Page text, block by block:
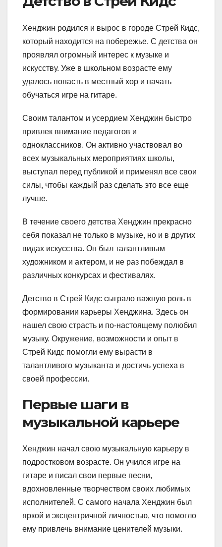
Хенджин родился и вырос в городе Стрей Кидс,
который находится на побережье. С детства он
проявлял огромный интерес к музыке и
искусству. Уже в школьном возрасте ему
удалось попасть в местный хор и начать
обучаться игре на гитаре.
Своим талантом и усердием Хенджин быстро
привлек внимание педагогов и
одноклассников. Он активно участвовал во
всех музыкальных мероприятиях школы,
выступал перед публикой и применял все свои
силы, чтобы каждый раз сделать это все еще
лучше.
В течение своего детства Хенджин прекрасно
себя показал не только в музыке, но и в других
видах искусства. Он был талантливым
художником и актером, и не раз побеждал в
различных конкурсах и фестивалях.
Детство в Стрей Кидс сыграло важную роль в
формировании карьеры Хенджина. Здесь он
нашел свою страсть и по-настоящему полюбил
музыку. Окружение, возможности и опыт в
Стрей Кидс помогли ему вырасти в
талантливого музыканта и достичь успеха в
своей профессии.
Первые шаги в
музыкальной карьере
Хенджин начал свою музыкальную карьеру в
подростковом возрасте. Он учился игре на
гитаре и писал свои первые песни,
вдохновленные творчеством своих любимых
исполнителей. С самого начала Хенджин был
яркой и эксцентричной личностью, что помогло
ему привлечь внимание ценителей музыки.